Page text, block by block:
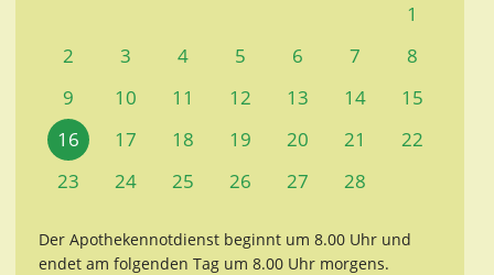
1
2
3 4 5 6 7
8
9
10 11 12 13 14
15
16
17 18 19 20 21
22
23
24 25 26 27 28
Der Apothekennotdienst beginnt um 8.00 Uhr und
endet am folgenden Tag um 8.00 Uhr morgens.